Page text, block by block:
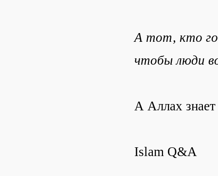
А тот, кто
чтобы люди
А Аллах
Islam Q&A